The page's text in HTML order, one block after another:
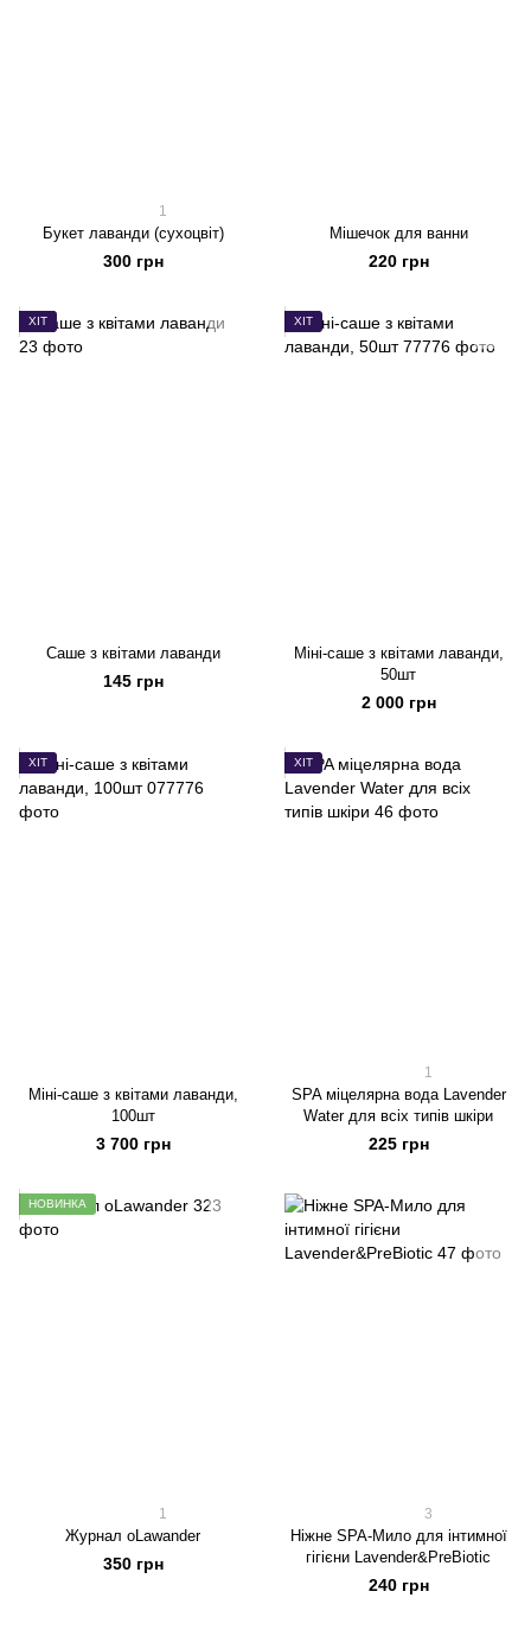
1
Букет лаванди (сухоцвіт)
300 грн
Мішечок для ванни
220 грн
ХІТ
Саше з квітами лаванди
145 грн
ХІТ
Міні-саше з квітами лаванди,
50шт
2 000 грн
ХІТ
Міні-саше з квітами лаванди,
100шт
3 700 грн
ХІТ
1
SPA міцелярна вода Lavender
Water для всіх типів шкіри
225 грн
НОВИНКА
1
Журнал oLawander
350 грн
3
Ніжне SPA-Мило для інтимної
гігієни Lavender&PreBiotic
240 грн